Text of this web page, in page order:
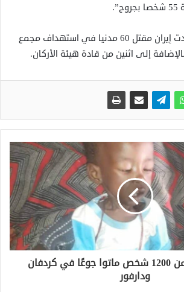
وفي وقت سابق، أكدت إيران مقتل 60 مدنيا في استهداف مجمع
إلى اثنين من قادة هيئة الأركان.
مسؤول: أكثر من 1200 شخص ماتوا جوعًا في كردفان
ودارفور